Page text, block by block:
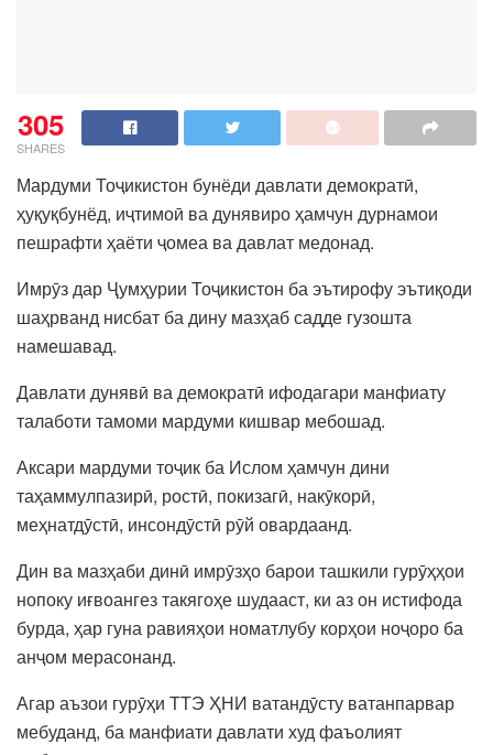
305
SHARES
Мардуми Тоҷикистон бунёди давлати демократӣ,
ҳуқуқбунёд, иҷтимоӣ ва дунявиро ҳамчун дурнамои
пешрафти ҳаёти ҷомеа ва давлат медонад.
Имрӯз дар Ҷумҳурии Тоҷикистон ба эътирофу эътиқоди
шаҳрванд нисбат ба дину мазҳаб садде гузошта
намешавад.
Давлати дунявӣ ва демократӣ ифодагари манфиату
талаботи тамоми мардуми кишвар мебошад.
Аксари мардуми тоҷик ба Ислом ҳамчун дини
таҳаммулпазирӣ, ростӣ, покизагӣ, накӯкорӣ,
меҳнатдӯстӣ, инсондӯстӣ рӯй овардаанд.
Дин ва мазҳаби динӣ имрӯзҳо барои ташкили гурӯҳҳои
нопоку иғвоангез такягоҳе шудааст, ки аз он истифода
бурда, ҳар гуна равияҳои номатлубу корҳои ноҷоро ба
анҷом мерасонанд.
Агар аъзои гурӯҳи ТТЭ ҲНИ ватандӯсту ватанпарвар
мебуданд, ба манфиати давлати худ фаъолият